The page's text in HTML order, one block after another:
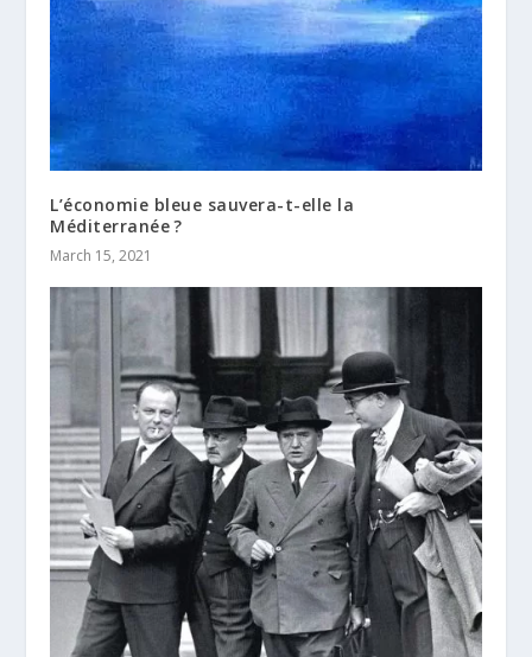
L’économie bleue sauvera-t-elle la
Méditerranée ?
March 15, 2021